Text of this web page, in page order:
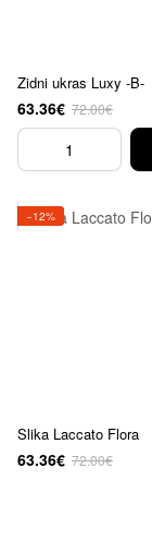
Zidni ukras Luxy -B-
63.36€ 72.00€
−12%
Slika Laccato Flora
63.36€ 72.00€